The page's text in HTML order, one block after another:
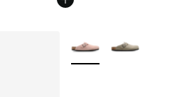
Weitere Farben